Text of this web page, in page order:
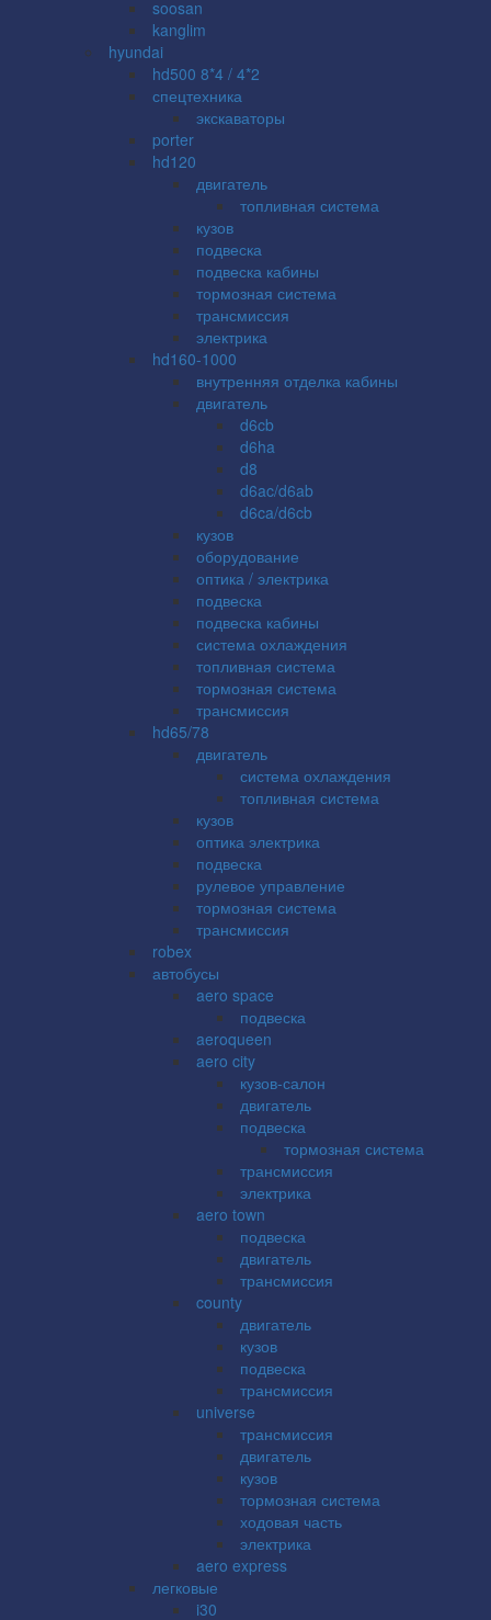
soosan
kanglim
hyundai
hd500 8*4 / 4*2
спецтехника
экскаваторы
porter
hd120
двигатель
топливная система
кузов
подвеска
подвеска кабины
тормозная система
трансмиссия
электрика
hd160-1000
внутренняя отделка кабины
двигатель
d6cb
d6ha
d8
d6ac/d6ab
d6ca/d6cb
кузов
оборудование
оптика / электрика
подвеска
подвеска кабины
система охлаждения
топливная система
тормозная система
трансмиссия
hd65/78
двигатель
система охлаждения
топливная система
кузов
оптика электрика
подвеска
рулевое управление
тормозная система
трансмиссия
robex
автобусы
aero space
подвеска
aeroqueen
aero city
кузов-салон
двигатель
подвеска
тормозная система
трансмиссия
электрика
aero town
подвеска
двигатель
трансмиссия
county
двигатель
кузов
подвеска
трансмиссия
universe
трансмиссия
двигатель
кузов
тормозная система
ходовая часть
электрика
aero express
легковые
i30